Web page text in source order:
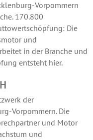
Vorpommern
170.800
Die
und
in der Branche und
entsteht hier.
der
Vorpommern. Die
und Motor
und